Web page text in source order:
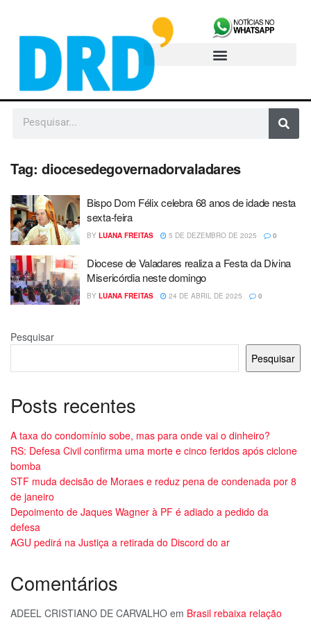
Tag: diocesedegovernadorvaladares
Bispo Dom Félix celebra 68 anos de idade nesta
sexta-feira
BY LUANA FREITAS 5 DE DEZEMBRO DE 2025 0
Diocese de Valadares realiza a Festa da Divina
Misericórdia neste domingo
BY LUANA FREITAS 24 DE ABRIL DE 2025 0
Pesquisar
Pesquisar
Posts recentes
A taxa do condomínio sobe, mas para onde vai o dinheiro?
RS: Defesa Civil confirma uma morte e cinco feridos após ciclone
bomba
STF muda decisão de Moraes e reduz pena de condenada por 8
de janeiro
Depoimento de Jaques Wagner à PF é adiado a pedido da
defesa
AGU pedirá na Justiça a retirada do Discord do ar
Comentários
ADEEL CRISTIANO DE CARVALHO em Brasil rebaixa relação